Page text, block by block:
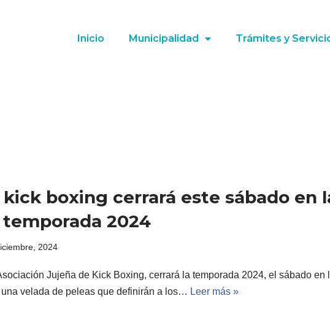
Inicio Municipalidad Trámites y
kick boxing cerrará este sábado en
temporada 2024
2024
Jujeña de Kick Boxing, cerrará la temporada 2024, el sábado en
velada de peleas que definirán a los… Leer más »